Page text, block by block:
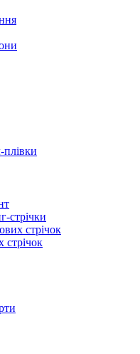
плівки
стрічки
стрічок
стрічок